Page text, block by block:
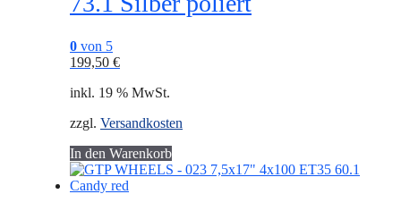
0 von 5
199,50 €
inkl. 19 % MwSt.
zzgl. Versandkosten
In den Warenkorb